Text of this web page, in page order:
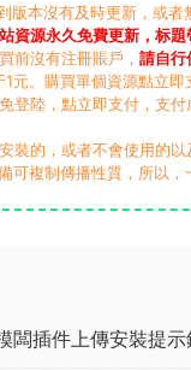
版本沒有及時更新，或
資源永久免費更新，标
前沒有注冊賬戶， 請自行
元。購買單個資源點立即
登陸，點立即支付，支
裝的，或者不會使用的
可複制傳播性質，所以
闆插件上傳安裝提示